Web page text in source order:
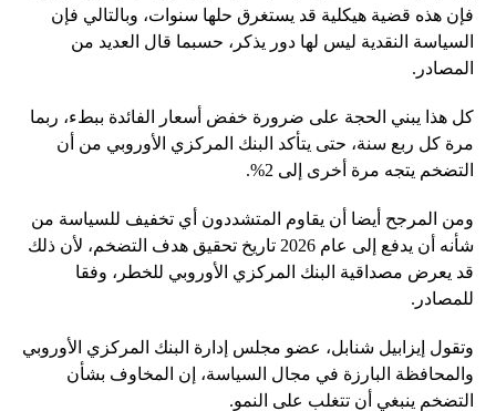
فإن هذه قضية هيكلية قد يستغرق حلها سنوات، وبالتالي فإن
السياسة النقدية ليس لها دور يذكر، حسبما قال العديد من
المصادر.
كل هذا يبني الحجة على ضرورة خفض أسعار الفائدة ببطء، ربما
مرة كل ربع سنة، حتى يتأكد البنك المركزي الأوروبي من أن
التضخم يتجه مرة أخرى إلى 2%.
ومن المرجح أيضا أن يقاوم المتشددون أي تخفيف للسياسة من
شأنه أن يدفع إلى عام 2026 تاريخ تحقيق هدف التضخم، لأن ذلك
قد يعرض مصداقية البنك المركزي الأوروبي للخطر، وفقا
للمصادر.
وتقول إيزابيل شنابل، عضو مجلس إدارة البنك المركزي الأوروبي
والمحافظة البارزة في مجال السياسة، إن المخاوف بشأن
التضخم ينبغي أن تتغلب على النمو.